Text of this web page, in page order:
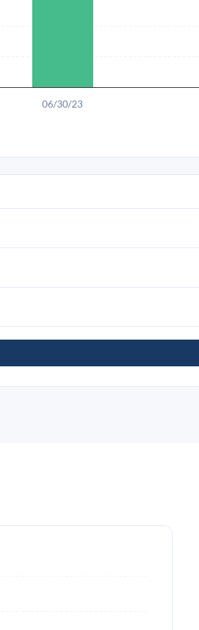
06/30/23